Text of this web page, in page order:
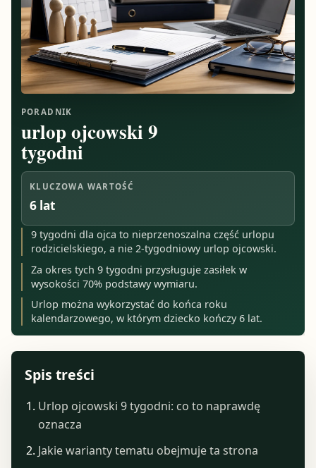
PORADNIK
urlop ojcowski 9
tygodni
KLUCZOWA WARTOŚĆ
6 lat
9 tygodni dla ojca to nieprzenoszalna część urlopu
rodzicielskiego, a nie 2-tygodniowy urlop ojcowski.
Za okres tych 9 tygodni przysługuje zasiłek w
wysokości 70% podstawy wymiaru.
Urlop można wykorzystać do końca roku
kalendarzowego, w którym dziecko kończy 6 lat.
Spis treści
Urlop ojcowski 9 tygodni: co to naprawdę
oznacza
Jakie warianty tematu obejmuje ta strona